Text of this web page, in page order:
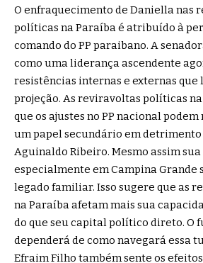
O enfraquecimento de Daniella nas
políticas na Paraíba é atribuído à
comando do PP paraibano. A
como uma liderança ascendente
resistências internas e externas
projeção. As reviravoltas políticas
que os ajustes no PP nacional
um papel secundário em detrimento
Aguinaldo Ribeiro. Mesmo assim
especialmente em Campina Grande
legado familiar. Isso sugere que as
na Paraíba afetam mais sua
do que seu capital político direto. O
dependerá de como navegará essa
Efraim Filho também sente os